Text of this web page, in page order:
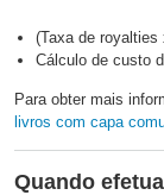
(Taxa de
Cálculo de custo
Para obter mais
livros com capa
Quando